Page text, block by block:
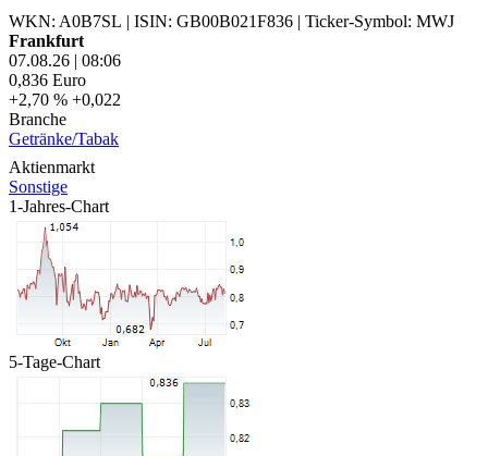
WKN: A0B7SL | ISIN: GB00B021F836 | Ticker-Symbol: MWJ
Frankfurt
07.08.26 | 08:06
0,836 Euro
+2,70 % +0,022
Branche
Getränke/Tabak
Aktienmarkt
Sonstige
1-Jahres-Chart
5-Tage-Chart